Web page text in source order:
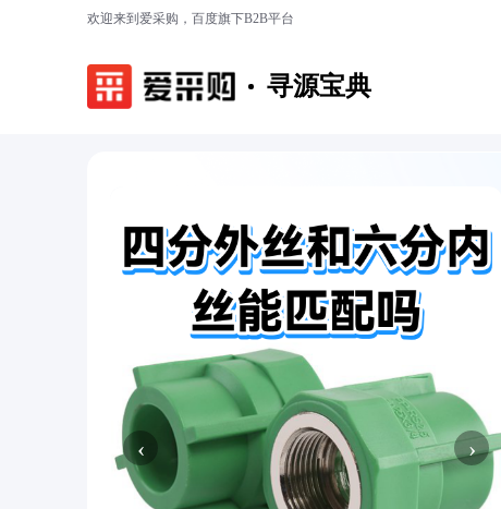
欢迎来到爱采购，百度旗下B2B平台
寻源宝典
‹ ›